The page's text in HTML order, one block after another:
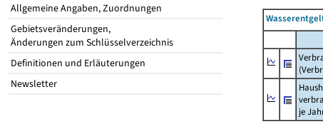
Allgemeine Angaben, Zuordnungen
Gebietsveränderungen,
Änderungen zum Schlüsselverzeichnis
Definitionen und Erläuterungen
Newsletter
je